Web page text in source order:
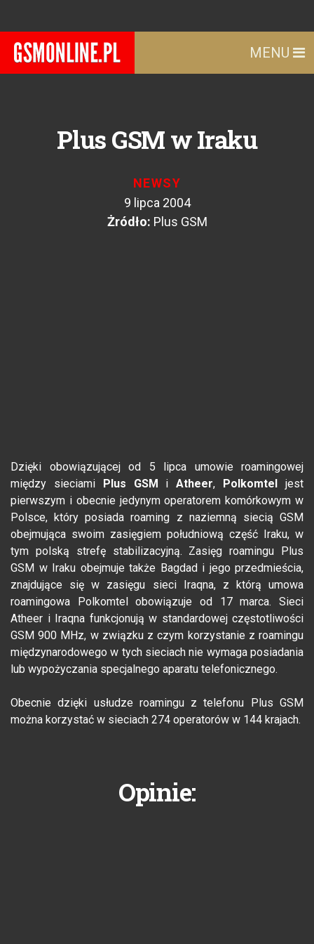
MENU
Plus GSM w Iraku
NEWSY
9 lipca 2004
Żródło: Plus GSM
Dzięki obowiązującej od 5 lipca umowie roamingowej
między sieciami
Plus GSM iAtheer, Polkomtel
jest
pierwszym i obecnie jedynym operatorem komórkowym w
Polsce, który posiada roaming z naziemną siecią GSM
obejmująca swoim zasięgiem południową część Iraku, w
tym polską strefę stabilizacyjną. Zasięg roamingu Plus
GSM w Iraku obejmuje także Bagdad i jego przedmieścia,
znajdujące się w zasięgu sieci Iraqna, z którą umowa
roamingowa Polkomtel obowiązuje od 17 marca. Sieci
Atheer i Iraqna funkcjonują w standardowej częstotliwości
GSM 900 MHz, w związku z czym korzystanie z roamingu
międzynarodowego w tych sieciach nie wymaga posiadania
lub wypożyczania specjalnego aparatu telefonicznego.
Obecnie dzięki usłudze roamingu z telefonu Plus GSM
można korzystać w sieciach 274 operatorów w 144 krajach.
Opinie: